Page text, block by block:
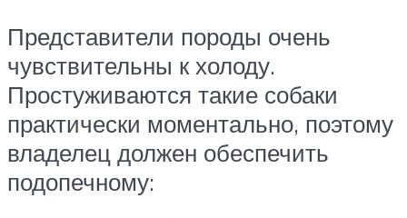
Представители породы очень
чувствительны к холоду.
Простуживаются такие собаки
практически моментально, поэтому
владелец должен обеспечить
подопечному: